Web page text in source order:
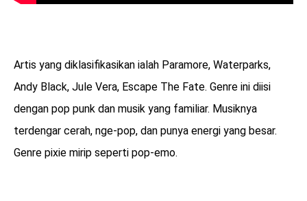
Artis yang diklasifikasikan ialah Paramore, Waterparks,
Andy Black, Jule Vera, Escape The Fate. Genre ini diisi
dengan pop punk dan musik yang familiar. Musiknya
terdengar cerah, nge-pop, dan punya energi yang besar.
Genre pixie mirip seperti pop-emo.